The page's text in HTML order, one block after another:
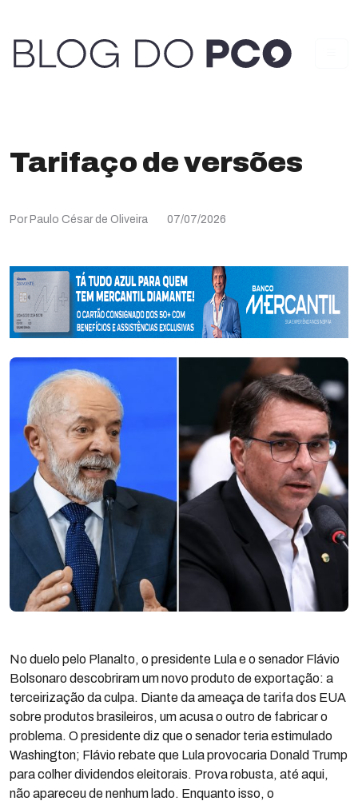
Tarifaço de versões
Por Paulo César de Oliveira 07/07/2026
No duelo pelo Planalto, o presidente Lula e o senador Flávio
Bolsonaro descobriram um novo produto de exportação: a
terceirização da culpa. Diante da ameaça de tarifa dos EUA
sobre produtos brasileiros, um acusa o outro de fabricar o
problema. O presidente diz que o senador teria estimulado
Washington; Flávio rebate que Lula provocaria Donald Trump
para colher dividendos eleitorais. Prova robusta, até aqui,
não apareceu de nenhum lado. Enquanto isso, o